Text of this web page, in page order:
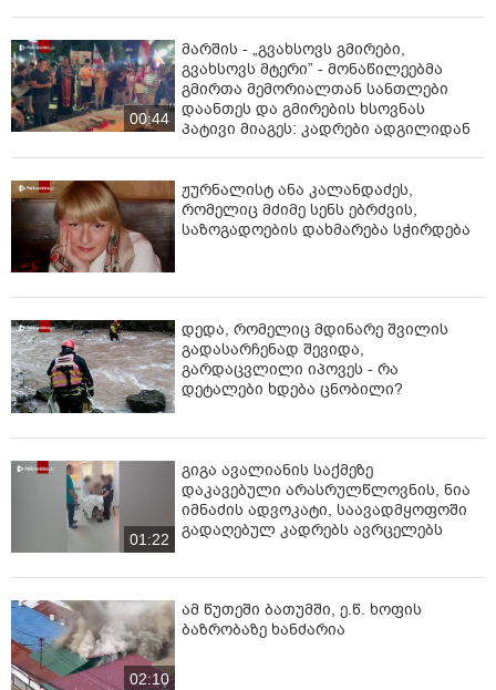
00:44
მარშის - „გვახსოვს გმირები,
გვახსოვს მტერი” - მონაწილეებმა
გმირთა მემორიალთან სანთლები
დაანთეს და გმირების ხსოვნას
პატივი მიაგეს: კადრები ადგილიდან
ჟურნალისტ ანა კალანდაძეს,
რომელიც მძიმე სენს ებრძვის,
საზოგადოების დახმარება სჭირდება
დედა, რომელიც მდინარე შვილის
გადასარჩენად შევიდა,
გარდაცვლილი იპოვეს - რა
დეტალები ხდება ცნობილი?
01:22
გიგა ავალიანის საქმეზე
დაკავებული არასრულწლოვნის, ნია
იმნაძის ადვოკატი, საავადმყოფოში
გადაღებულ კადრებს ავრცელებს
02:10
ამ წუთეში ბათუმში, ე.წ. ხოფის
ბაზრობაზე ხანძარია